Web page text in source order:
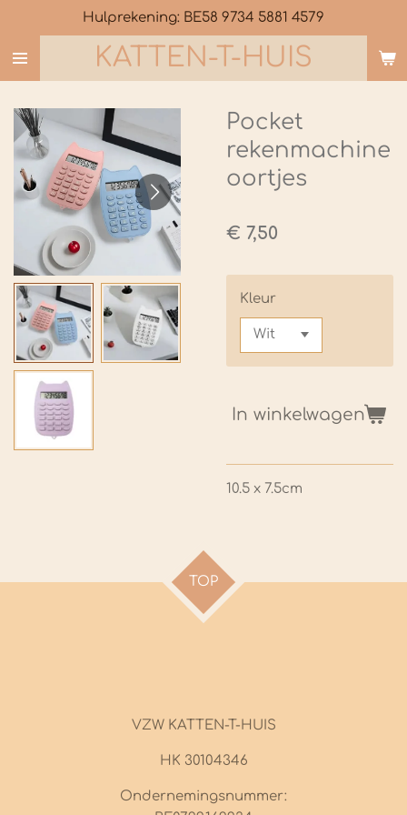
direct
naar
de
hoofdinhoud
KATTEN-T-HUIS
Hulprekening: BE58 9734 5881 4579
Pocket
rekenmachine
oortjes
€ 7,50
Kleur
In winkelwagen
10.5 x 7.5cm
TOP
VZW KATTEN-T-HUIS
HK 30104346
Ondernemingsnummer: